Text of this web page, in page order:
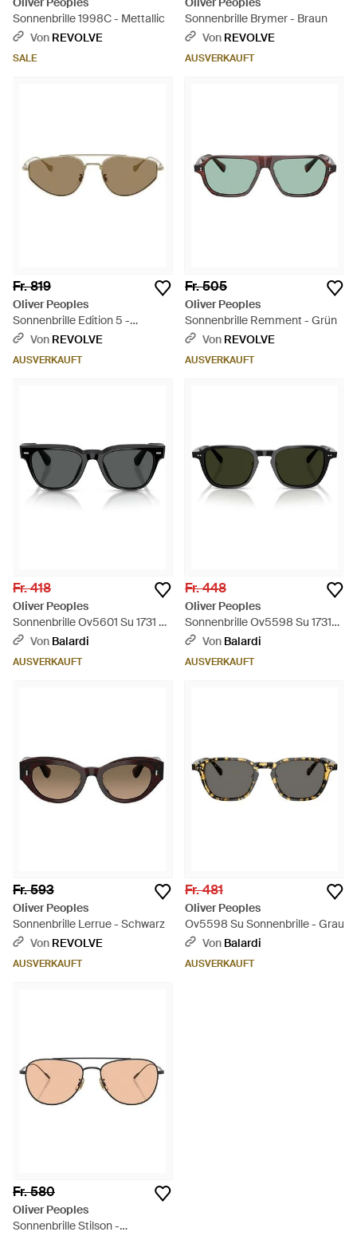
Sonnenbrille 1998C - Mettallic
Von REVOLVE
SALE
Sonnenbrille Brymer - Braun
Von REVOLVE
AUSVERKAUFT
Fr. 819
Oliver Peoples
Sonnenbrille Edition 5 -
Mehrfarbig
Von REVOLVE
AUSVERKAUFT
Fr. 505
Oliver Peoples
Sonnenbrille Remment - Grün
Von REVOLVE
AUSVERKAUFT
Fr. 418
Oliver Peoples
Sonnenbrille Ov5601 Su 1731 P2
Rueny Schwarz/Midnight
Grau
Von Balardi
AUSVERKAUFT
Fr. 448
Oliver Peoples
Sonnenbrille Ov5598 Su 1731
P1 Emryn Schwarz/Grün G 15
Von Balardi
AUSVERKAUFT
Fr. 593
Oliver Peoples
Sonnenbrille Lerrue - Schwarz
Von REVOLVE
AUSVERKAUFT
Fr. 481
Oliver Peoples
Ov5598 Su Sonnenbrille - Grau
Von Balardi
AUSVERKAUFT
Fr. 580
Oliver Peoples
Sonnenbrille Stilson -